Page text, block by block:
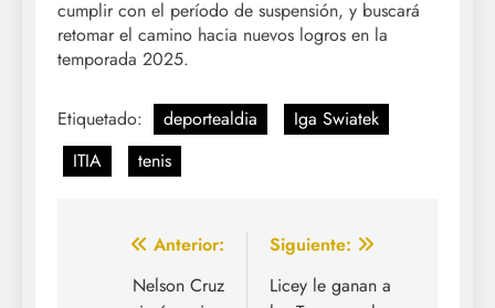
cumplir con el período de suspensión, y buscará
retomar el camino hacia nuevos logros en la
temporada 2025.
Etiquetado: deportealdia
Iga Swiatek
ITIA
tenis
Navegación
Anterior:
Nelson Cruz
Siguiente:
Licey le ganan a